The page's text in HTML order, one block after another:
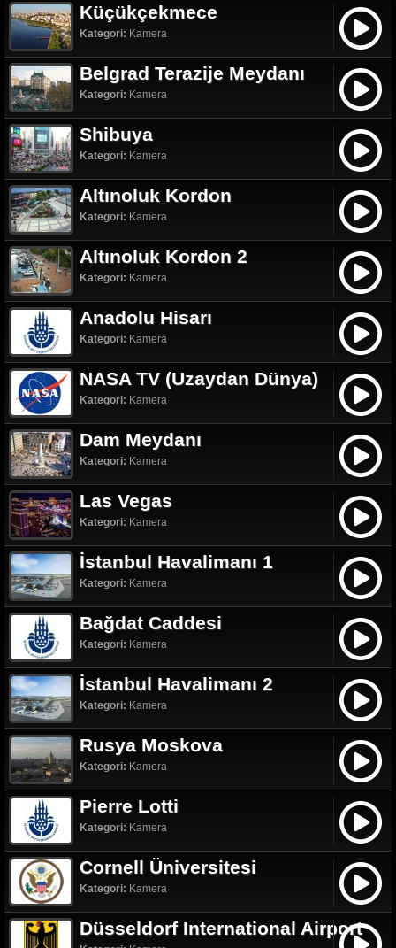
Küçükçekmece
Kategori: Kamera
Belgrad Terazije Meydanı
Kategori: Kamera
Shibuya
Kategori: Kamera
Altınoluk Kordon
Kategori: Kamera
Altınoluk Kordon 2
Kategori: Kamera
Anadolu Hisarı
Kategori: Kamera
NASA TV (Uzaydan Dünya)
Kategori: Kamera
Dam Meydanı
Kategori: Kamera
Las Vegas
Kategori: Kamera
İstanbul Havalimanı 1
Kategori: Kamera
Bağdat Caddesi
Kategori: Kamera
İstanbul Havalimanı 2
Kategori: Kamera
Rusya Moskova
Kategori: Kamera
Pierre Lotti
Kategori: Kamera
Cornell Üniversitesi
Kategori: Kamera
Düsseldorf International Airport